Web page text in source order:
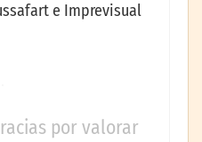
e Imprevisual
por valorar